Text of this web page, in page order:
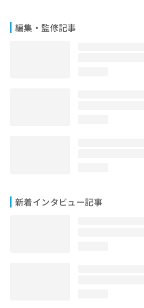
編集・監修記事
新着インタビュー記事